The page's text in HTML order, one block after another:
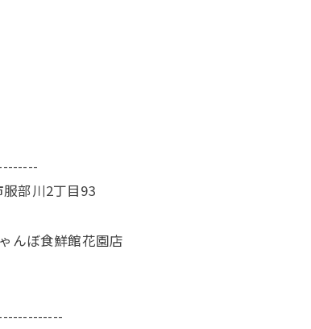
部川2丁目93
んぼ食鮮館花園店